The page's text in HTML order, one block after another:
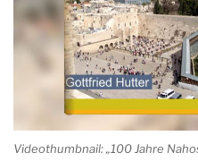
Videothumbnail: „100 Jahre